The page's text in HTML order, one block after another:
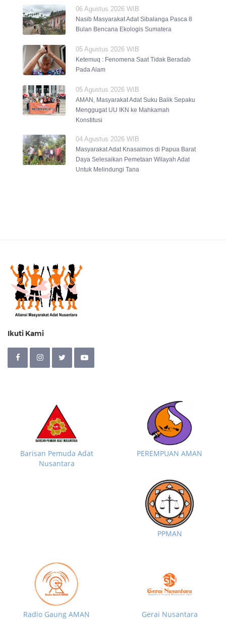
06 Agustus 2026 WIB
Nasib Masyarakat Adat Sibalanga Pasca 8
Bulan Bencana Ekologis Sumatera
05 Agustus 2026 WIB
Ketemuq : Fenomena Saat Tidak Beradab
Pada Alam
05 Agustus 2026 WIB
AMAN, Masyarakat Adat Suku Balik Sepaku
Menggugat UU IKN ke Mahkamah
Konstitusi
04 Agustus 2026 WIB
Masyarakat Adat Knasaimos di Papua Barat
Daya Selesaikan Pemetaan Wilayah Adat
Untuk Melindungi Tana
Ikuti Kami
Barisan Pemuda Adat
Nusantara
PEREMPUAN AMAN
PPMAN
Radio Gaung AMAN Gerai Nusantara